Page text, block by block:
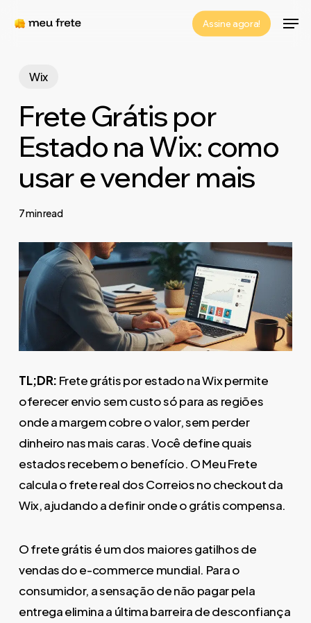
content
Assine agora!
Wix
Frete Grátis por
Estado na Wix: como
usar e vender mais
7 min read
TL;DR: Frete grátis por estado na Wix permite
oferecer envio sem custo só para as regiões
onde a margem cobre o valor, sem perder
dinheiro nas mais caras. Você define quais
estados recebem o benefício. O Meu Frete
calcula o frete real dos Correios no checkout da
Wix, ajudando a definir onde o grátis compensa.
O frete grátis é um dos maiores gatilhos de
vendas do e-commerce mundial. Para o
consumidor, a sensação de não pagar pela
entrega elimina a última barreira de desconfiança